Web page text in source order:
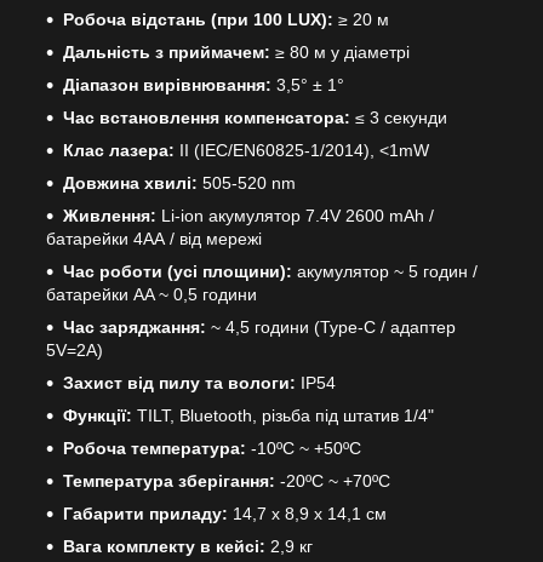
Робоча відстань (при 100 LUX): ≥ 20 м
Дальність з приймачем: ≥ 80 м у діаметрі
Діапазон вирівнювання: 3,5° ± 1°
Час встановлення компенсатора: ≤ 3 секунди
Клас лазера: II (IEC/EN60825-1/2014), <1mW
Довжина хвилі: 505-520 nm
Живлення: Li-ion акумулятор 7.4V 2600 mAh /
батарейки 4АА / від мережі
Час роботи (усі площини): акумулятор ~ 5 годин /
батарейки AA ~ 0,5 години
Час заряджання: ~ 4,5 години (Type-C / адаптер
5V=2A)
Захист від пилу та вологи: IP54
Функції: TILT, Bluetooth, різьба під штатив 1/4"
Робоча температура: -10ºС ~ +50ºС
Температура зберігання: -20ºС ~ +70ºС
Габарити приладу: 14,7 x 8,9 x 14,1 см
Вага комплекту в кейсі: 2,9 кг